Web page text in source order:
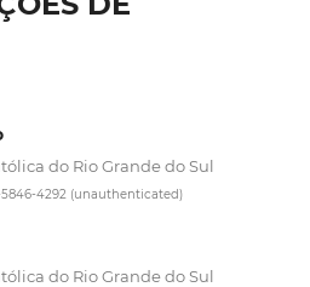
do Rio Grande do Sul
4292 (unauthenticated)
do Rio Grande do Sul